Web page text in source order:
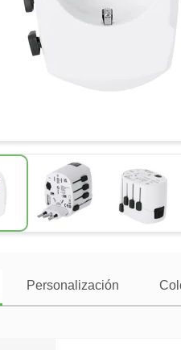
Personalización